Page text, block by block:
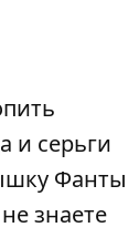
и серьги
Фанты
знаете